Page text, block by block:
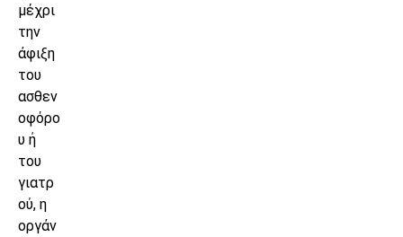
μέχρι
την
άφιξη
του
ασθεν
οφόρο
υ ή
του
γιατρ
ού, η
οργάν